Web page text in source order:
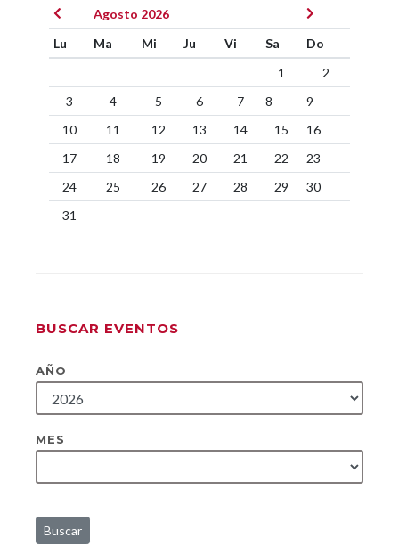
Agosto 2026
Lu
Ma Mi Ju Vi Sa
Do
1
2
3
4 5 6 7 8
9
10
11 12 13 14 15
16
17
18 19 20 21 22
23
24
25 26 27 28 29
30
31
BUSCAR EVENTOS
AÑO
MES
Buscar